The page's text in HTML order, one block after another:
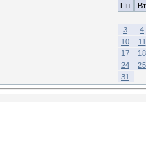
Пн
Вт
3
4
10
11
17
18
24
25
31